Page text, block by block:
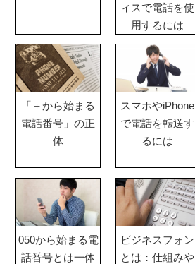
ィスで電話を使
用するには
「＋から始まる
電話番号」の正
体
スマホやiPhone
で電話を転送す
るには
050から始まる電
話番号とは一体
ビジネスフォン
とは：仕組みや